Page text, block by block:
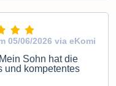
05/06/2026 via eKomi
Sohn hat die
und kompetentes